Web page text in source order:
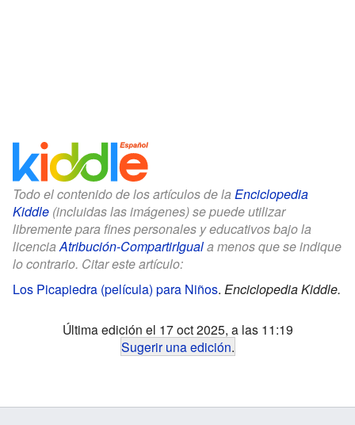
Todo el contenido de los artículos de la Enciclopedia
Kiddle (incluidas las imágenes) se puede utilizar
libremente para fines personales y educativos bajo la
licenciaAtribución-CompartirIguala menos que se indique
lo contrario. Citar este artículo:
Los Picapiedra (película) para Niños. Enciclopedia Kiddle.
Última edición el 17 oct 2025, a las 11:19
Sugerir una edición.